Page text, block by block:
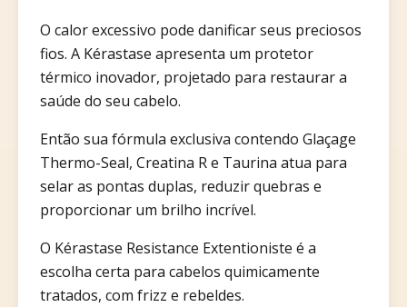
O calor excessivo pode danificar seus preciosos
fios. A Kérastase apresenta um protetor
térmico inovador, projetado para restaurar a
saúde do seu cabelo.
Então sua fórmula exclusiva contendo Glaçage
Thermo-Seal, Creatina R e Taurina atua para
selar as pontas duplas, reduzir quebras e
proporcionar um brilho incrível.
O Kérastase Resistance Extentioniste é a
escolha certa para cabelos quimicamente
tratados, com frizz e rebeldes.